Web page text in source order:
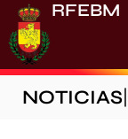
RFEBM
NOTICIAS